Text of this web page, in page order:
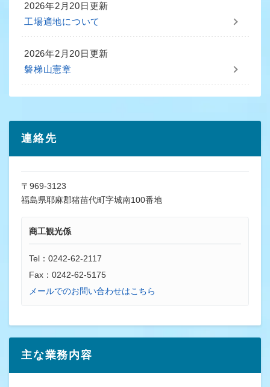
2026年2月20日更新
工場適地について
2026年2月20日更新
磐梯山憲章
連絡先
〒969-3123
福島県耶麻郡猪苗代町字城南100番地
商工観光係
Tel：0242-62-2117
Fax：0242-62-5175
メールでのお問い合わせはこちら
主な業務内容